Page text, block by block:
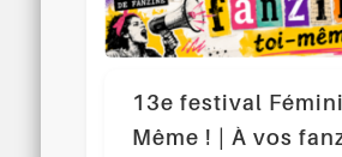
13e festival
Même ! | À vos